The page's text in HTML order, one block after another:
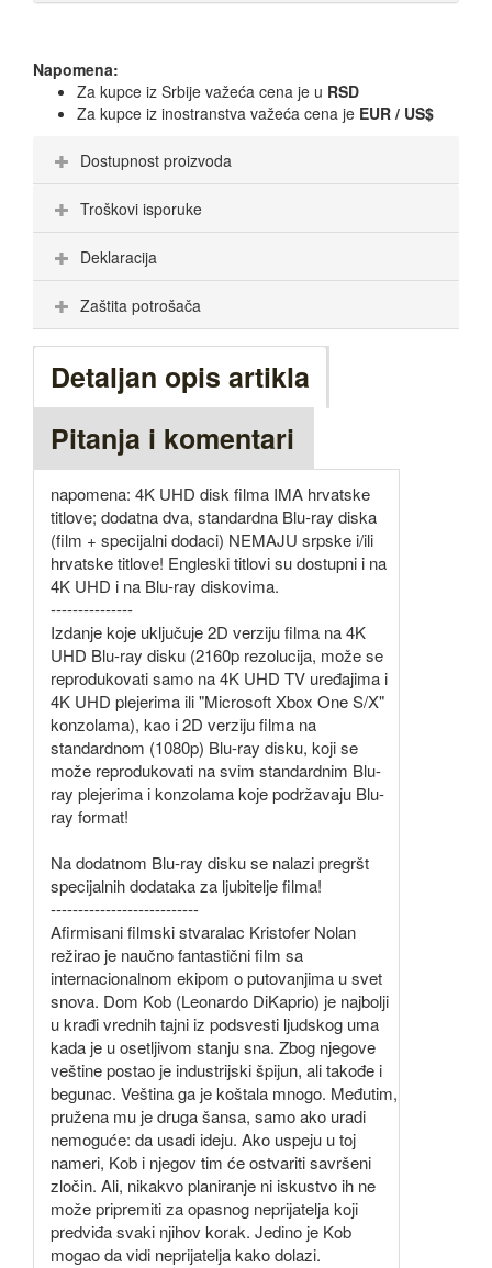
Napomena:
Za kupce iz Srbije važeća cena je u RSD
Za kupce iz inostranstva važeća cena je EUR / US$
Dostupnost proizvoda
Troškovi isporuke
Deklaracija
Zaštita potrošača
Detaljan opis artikla
Pitanja i komentari
napomena: 4K UHD disk filma IMA hrvatske
titlove; dodatna dva, standardna Blu-ray diska
(film + specijalni dodaci) NEMAJU srpske i/ili
hrvatske titlove! Engleski titlovi su dostupni i na
4K UHD i na Blu-ray diskovima.
---------------
Izdanje koje uključuje 2D verziju filma na 4K
UHD Blu-ray disku (2160p rezolucija, može se
reprodukovati samo na 4K UHD TV uređajima i
4K UHD plejerima ili "Microsoft Xbox One S/X"
konzolama), kao i 2D verziju filma na
standardnom (1080p) Blu-ray disku, koji se
može reprodukovati na svim standardnim Blu-
ray plejerima i konzolama koje podržavaju Blu-
ray format!
Na dodatnom Blu-ray disku se nalazi pregršt
specijalnih dodataka za ljubitelje filma!
---------------------------
Afirmisani filmski stvaralac Kristofer Nolan
režirao je naučno fantastični film sa
internacionalnom ekipom o putovanjima u svet
snova. Dom Kob (Leonardo DiKaprio) je najbolji
u krađi vrednih tajni iz podsvesti ljudskog uma
kada je u osetljivom stanju sna. Zbog njegove
veštine postao je industrijski špijun, ali takođe i
begunac. Veština ga je koštala mnogo. Međutim,
pružena mu je druga šansa, samo ako uradi
nemoguće: da usadi ideju. Ako uspeju u toj
nameri, Kob i njegov tim će ostvariti savršeni
zločin. Ali, nikakvo planiranje ni iskustvo ih ne
može pripremiti za opasnog neprijatelja koji
predviđa svaki njihov korak. Jedino je Kob
mogao da vidi neprijatelja kako dolazi.